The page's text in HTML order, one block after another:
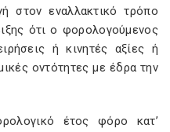
στον εναλλακτικό τρόπο
ότι ο φορολογούμενος
ή κινητές αξίες ή
οντότητες με έδρα την
έτος φόρο κατ’